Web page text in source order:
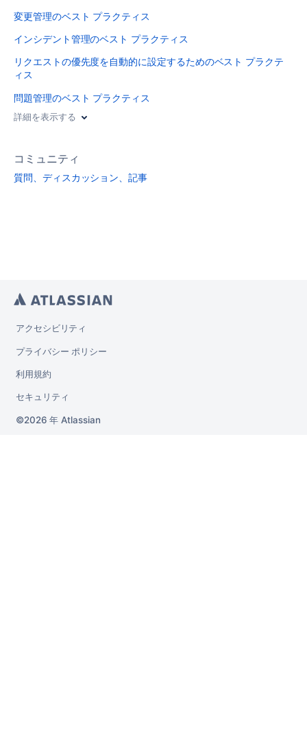
変更管理のベスト プラクティス
インシデント管理のベスト プラクティス
リクエストの優先度を自動的に設定するためのベスト プラクテ
ィス
問題管理のベスト プラクティス
詳細を表示する
コミュニティ
質問、ディスカッション、記事
アクセシビリティ
プライバシー ポリシー
利用規約
セキュリティ
2026 年 Atlassian